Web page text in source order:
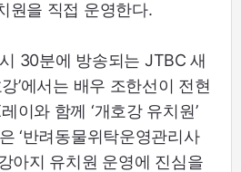
원을 직접 운영한다.
30분에 방송되는 JTBC 새
’에서는 배우 조한선이 전현
이와 함께 ‘개호강 유치원’
‘반려동물위탁운영관리사
아지 유치원 운영에 진심을